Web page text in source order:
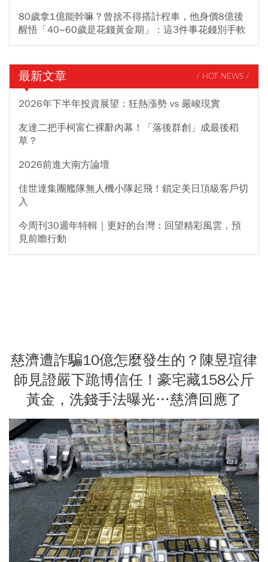
80歲拿1億能幹嘛？曾捨不得搭計程車，他身價8億後
醒悟「40~60歲是花錢黃金期」：這3件事花錢別手軟
最新文章 / HOT NEWS /
2026年下半年投資展望：狂熱漲勢 vs 嚴峻現實
友達二把手柯富仁裸辭內幕！「落後群創」成最後稻
草？
2026前進大南方論壇
佳世達集團艦隊無人機小隊起飛！鎖定美日頂級客戶切
入
今周刊30週年特輯｜更好的台灣：回望精彩風雲，預
見前瞻行動
慈濟遭詐騙10億怎麼發生的？陳昱瑄律
師見證嚴下跪博信任！豪宅藏158公斤
黃金，洗錢手法曝光…慈濟回應了